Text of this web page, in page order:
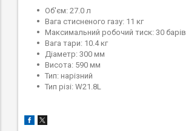
Об'єм: 27.0 л
Вага стисненого газу: 11 кг
Максимальний робочий тиск: 30 барів
Вага тари: 10.4 кг
Діаметр: 300 мм
Висота: 590 мм
Тип: нарізний
Тип різі: W21.8L